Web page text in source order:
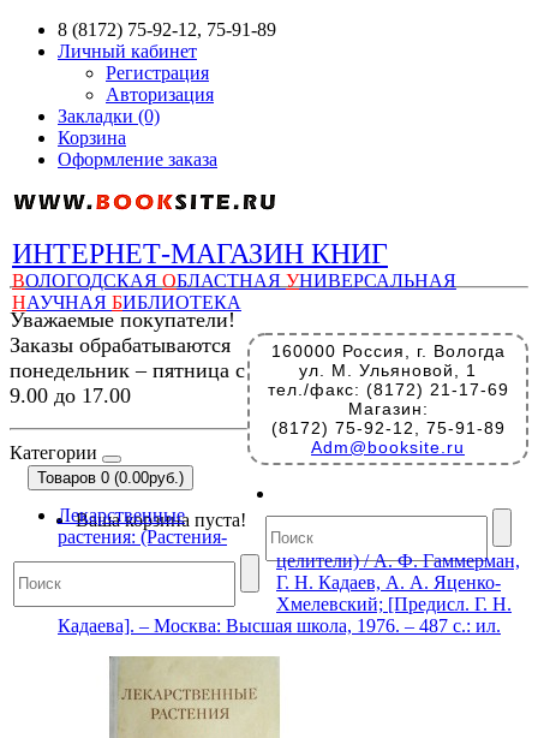
8 (8172) 75-92-12, 75-91-89
Личный кабинет
Регистрация
Авторизация
Закладки (0)
Корзина
Оформление заказа
ИНТЕРНЕТ-МАГАЗИН КНИГ
ВОЛОГОДСКАЯ ОБЛАСТНАЯ УНИВЕРСАЛЬНАЯ
НАУЧНАЯ БИБЛИОТЕКА
160000 Россия, г. Вологда
ул. М. Ульяновой, 1
тел./факс: (8172) 21-17-69
Магазин:
(8172) 75-92-12, 75-91-89
Adm@booksite.ru
Уважаемые покупатели!
Заказы обрабатываются
понедельник – пятница с
9.00 до 17.00
Категории
Товаров 0 (0.00руб.)
Ваша корзина пуста!
Лекарственные
растения: (Растения-
целители) / А. Ф. Гаммерман,
Г. Н. Кадаев, А. А. Яценко-
Хмелевский; [Предисл. Г. Н.
Кадаева]. – Москва: Высшая школа, 1976. – 487 с.: ил.